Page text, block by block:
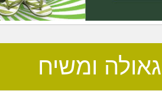
גאולה ומשיח